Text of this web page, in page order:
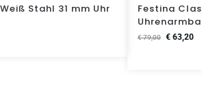
Stahl 31 mm Uhr
Festina
€79,00 €63,20